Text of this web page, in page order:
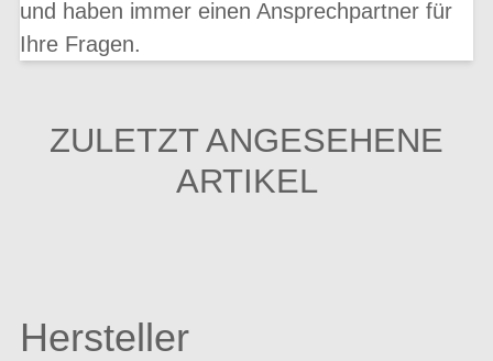
und haben immer einen Ansprechpartner für
Ihre Fragen.
ZULETZT ANGESEHENE
ARTIKEL
Hersteller